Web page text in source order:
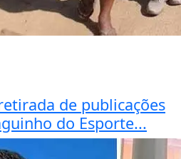
de publicações
do Esporte...